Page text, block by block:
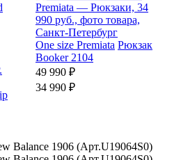
One size Premiata Рюкзак
Booker 2104
49 990 ₽
34 990 ₽